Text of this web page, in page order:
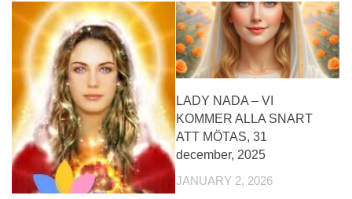
LADY NADA – VI
KOMMER ALLA SNART
ATT MÖTAS, 31
december, 2025
JANUARY 2, 2026